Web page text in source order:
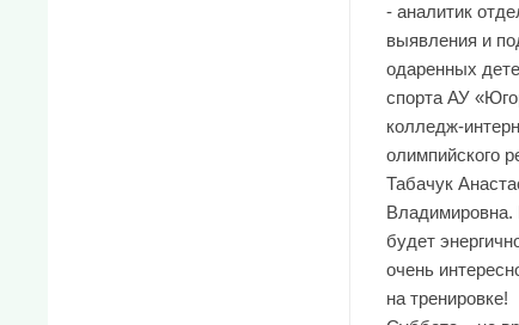
- аналитик
выявления и
одаренных
спорта АУ
колледж-
олимпийского
Табачук
Владимировна.
будет
очень
на тренировке!